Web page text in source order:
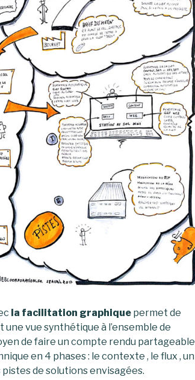
la facilitation graphique permet de
vue synthétique à l’ensemble de
de faire un compte rendu partageable
en 4 phases : le contexte , le flux , un
de solutions envisagées.